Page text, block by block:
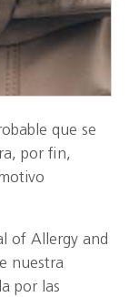
que se
por fin,
of Allergy and
nuestra
por las